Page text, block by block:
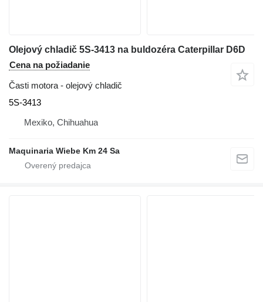
Olejový chladič 5S-3413 na buldozéra Caterpillar D6D
Cena na požiadanie
Časti motora - olejový chladič
5S-3413
Mexiko, Chihuahua
Maquinaria Wiebe Km 24 Sa